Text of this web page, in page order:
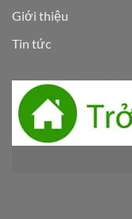
Giới thiệu
Tin tức